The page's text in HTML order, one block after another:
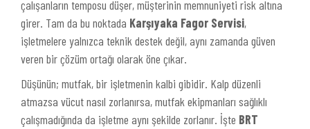
çalışanların temposu düşer, müşterinin memnuniyeti risk altına
girer. Tam da bu noktada Karşıyaka Fagor Servisi,
işletmelere yalnızca teknik destek değil, aynı zamanda güven
veren bir çözüm ortağı olarak öne çıkar.
Düşünün; mutfak, bir işletmenin kalbi gibidir. Kalp düzenli
atmazsa vücut nasıl zorlanırsa, mutfak ekipmanları sağlıklı
çalışmadığında da işletme aynı şekilde zorlanır. İşte BRT